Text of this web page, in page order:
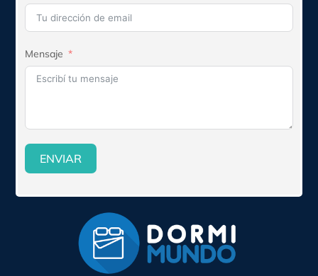
Mensaje
ENVIAR